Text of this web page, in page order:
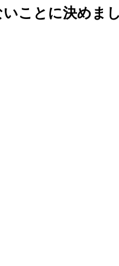
ことに決めま